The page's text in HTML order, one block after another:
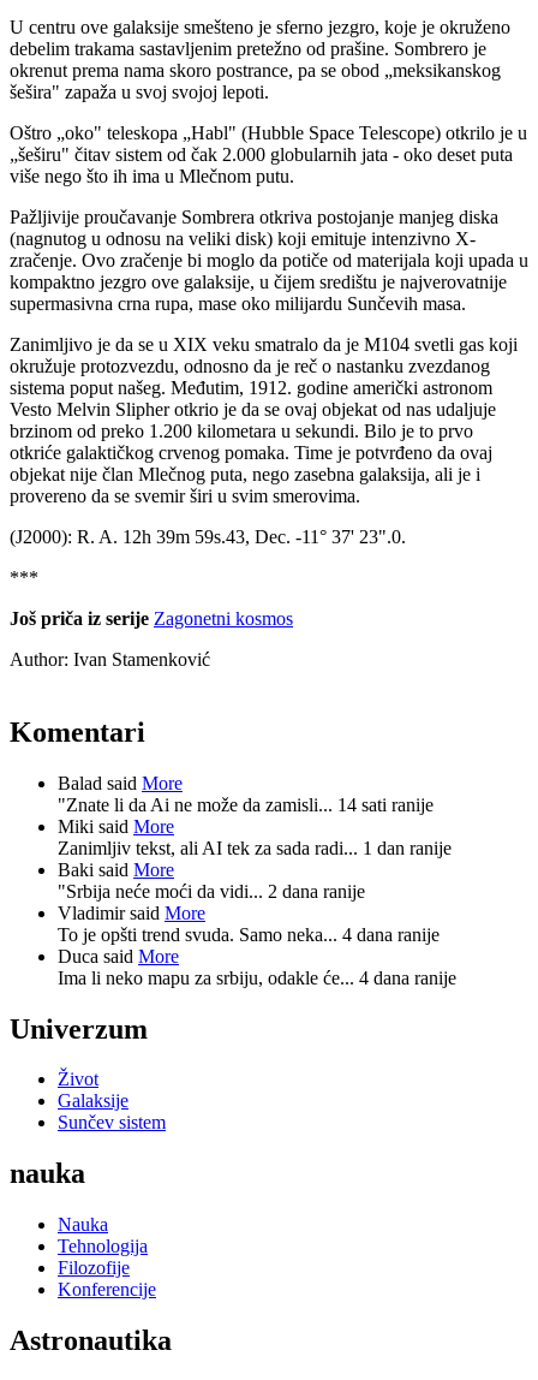
U centru ove galaksije smešteno je sferno jezgro, koje je okruženo
debelim trakama sastavljenim pretežno od prašine. Sombrero je
okrenut prema nama skoro postrance, pa se obod „meksikanskog
šešira" zapaža u svoj svojoj lepoti.
Oštro „oko" teleskopa „Habl" (Hubble Space Telescope) otkrilo je u
„šeširu" čitav sistem od čak 2.000 globularnih jata - oko deset puta
više nego što ih ima u Mlečnom putu.
Pažljivije proučavanje Sombrera otkriva postojanje manjeg diska
(nagnutog u odnosu na veliki disk) koji emituje intenzivno X-
zračenje. Ovo zračenje bi moglo da potiče od materijala koji upada u
kompaktno jezgro ove galaksije, u čijem središtu je najverovatnije
supermasivna crna rupa, mase oko milijardu Sunčevih masa.
Zanimljivo je da se u XIX veku smatralo da je M104 svetli gas koji
okružuje protozvezdu, odnosno da je reč o nastanku zvezdanog
sistema poput našeg. Međutim, 1912. godine američki astronom
Vesto Melvin Slipher otkrio je da se ovaj objekat od nas udaljuje
brzinom od preko 1.200 kilometara u sekundi. Bilo je to prvo
otkriće galaktičkog crvenog pomaka. Time je potvrđeno da ovaj
objekat nije član Mlečnog puta, nego zasebna galaksija, ali je i
provereno da se svemir širi u svim smerovima.
(J2000): R. A. 12h 39m 59s.43, Dec. -11° 37' 23".0.
***
Još priča iz serije Zagonetni kosmos
Author: Ivan Stamenković
Komentari
Balad said More
"Znate li da Ai ne može da zamisli... 14 sati ranije
Miki said More
Zanimljiv tekst, ali AI tek za sada radi... 1 dan ranije
Baki said More
"Srbija neće moći da vidi... 2 dana ranije
Vladimir said More
To je opšti trend svuda. Samo neka... 4 dana ranije
Duca said More
Ima li neko mapu za srbiju, odakle će... 4 dana ranije
Univerzum
Život
Galaksije
Sunčev sistem
nauka
Nauka
Tehnologija
Filozofije
Konferencije
Astronautika